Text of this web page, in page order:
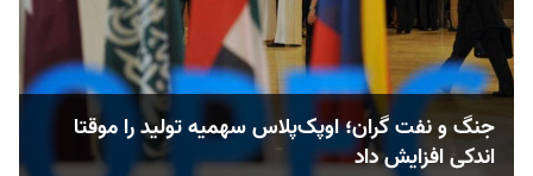
جنگ و نفت گران؛ اوپک‌پلاس سهمیه تولید را موقتا
اندکی افزایش داد